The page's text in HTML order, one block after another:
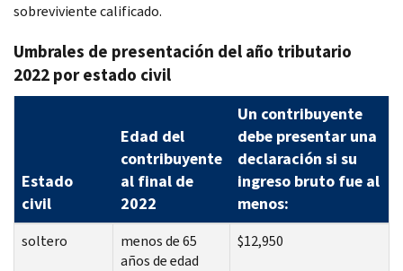
sobreviviente calificado.
Umbrales de presentación del año tributario
2022 por estado civil
Estado
civil
Edad del
contribuyente
al final de
2022
Un contribuyente
debe presentar una
declaración si su
ingreso bruto fue al
menos:
soltero
menos de 65
años de edad
$12,950